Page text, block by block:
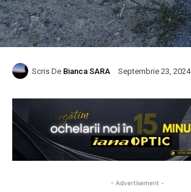
Scris De Bianca SARA Septembrie 23, 2024
- Advertisement -